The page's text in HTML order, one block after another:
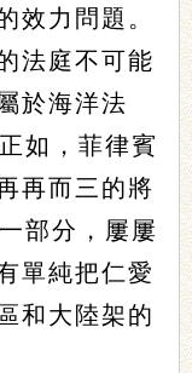
效力問題。
法庭不可能
於海洋法
正如，菲律賓
再而三的將
部分，屢屢
單純把仁愛
和大陸架的